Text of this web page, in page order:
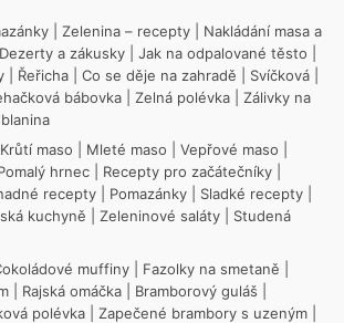
Zelenina – recepty
Nakládání masa a
Dezerty a zákusky Jak na odpalované těsto
Řeřicha Co se děje na zahradě Svíčková
bábovka Zelná polévka
Zálivky na
Krůtí maso Mleté maso Vepřové maso
hrnec Recepty pro začátečníky
recepty Pomazánky Sladké recepty
kuchyně Zeleninové saláty
Studená
muffiny Fazolky na smetaně
Rajská omáčka Bramborový guláš
polévka Zapečené brambory s uzeným